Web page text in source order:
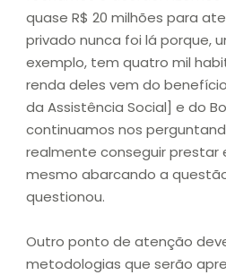
quase R$ 20 milhões para
privado nunca foi lá porque,
exemplo, tem quatro mil
renda deles vem do
da Assistência Social] e do
continuamos nos
realmente conseguir prestar
mesmo abarcando a
questionou.
Outro ponto de atenção
metodologias que serão